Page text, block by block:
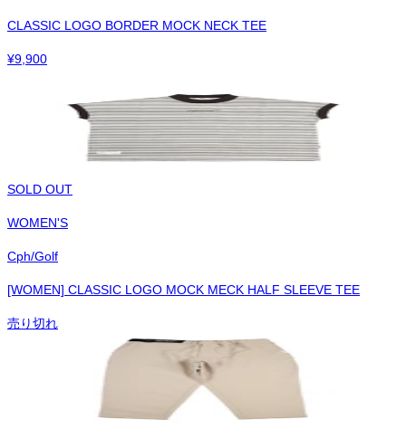
CLASSIC LOGO BORDER MOCK NECK TEE
¥9,900
SOLD OUT
WOMEN'S
Cph/Golf
[WOMEN] CLASSIC LOGO MOCK MECK HALF SLEEVE TEE
売り切れ